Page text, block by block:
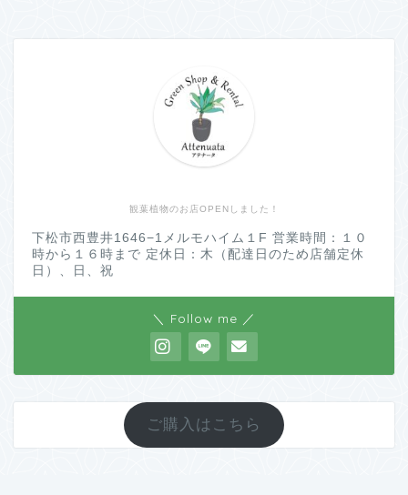
観葉植物のお店OPENしました！
下松市西豊井1646−1メルモハイム１F 営業時間：１０
時から１６時まで 定休日：木（配達日のため店舗定休
日）、日、祝
＼ Follow me ／
ご購入はこちら